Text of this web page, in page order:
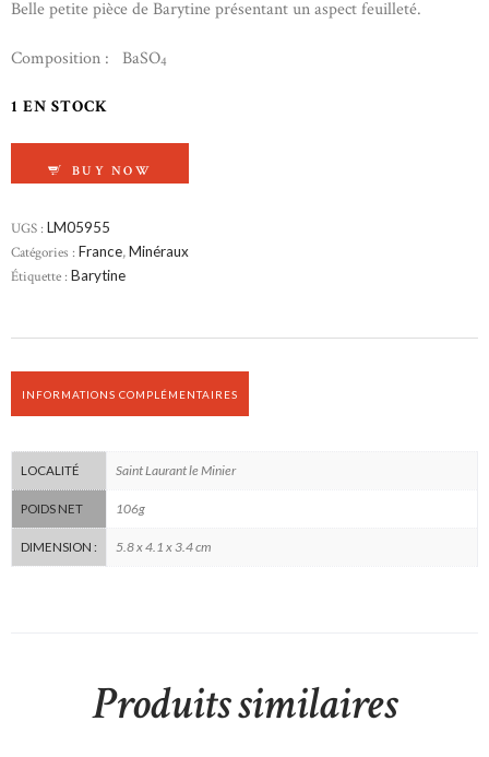
Belle petite pièce de Barytine présentant un aspect feuilleté.
Composition : BaSO4
1 EN STOCK
BUY NOW
UGS : LM05955
Catégories : France,Minéraux
Étiquette : Barytine
INFORMATIONS COMPLÉMENTAIRES
LOCALITÉ Saint Laurant le Minier
POIDS NET 106g
DIMENSION : 5.8 x 4.1 x 3.4 cm
Produits similaires